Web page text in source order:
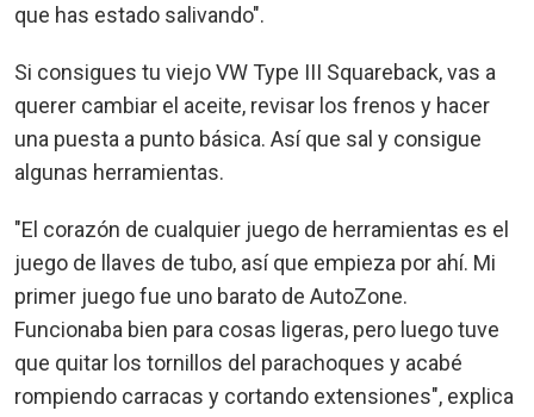
que has estado salivando".
Si consigues tu viejo VW Type III Squareback, vas a
querer cambiar el aceite, revisar los frenos y hacer
una puesta a punto básica. Así que sal y consigue
algunas herramientas.
"El corazón de cualquier juego de herramientas es el
juego de llaves de tubo, así que empieza por ahí. Mi
primer juego fue uno barato de AutoZone.
Funcionaba bien para cosas ligeras, pero luego tuve
que quitar los tornillos del parachoques y acabé
rompiendo carracas y cortando extensiones", explica